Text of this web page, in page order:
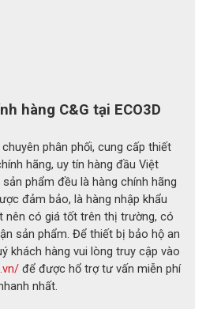
hàng C&G tại ECO3D
chuyên phân phối, cung cấp thiết
hãng, uy tín hàng đầu Việt
phẩm đều là hàng chính hãng
đảm bảo, là hàng nhập khẩu
nên có giá tốt trên thị trường, có
sản phẩm. Để thiết bị bảo hộ an
khách hàng vui lòng truy cập vào
để được hổ trợ tư vấn miễn phí
nhất.